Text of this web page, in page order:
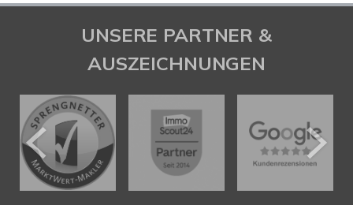
UNSERE PARTNER &
AUSZEICHNUNGEN